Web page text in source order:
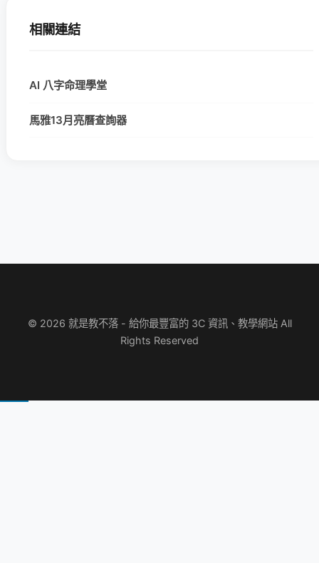
相關連結
AI 八字命理學堂
馬雅13月亮曆查詢器
© 2026 就是教不落 - 給你最豐富的 3C 資訊、教學網站 All
Rights Reserved